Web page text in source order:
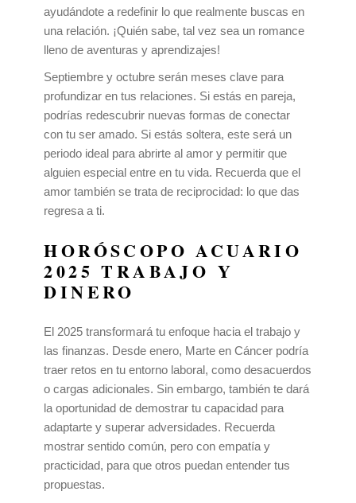
ayudándote a redefinir lo que realmente buscas en
una relación. ¡Quién sabe, tal vez sea un romance
lleno de aventuras y aprendizajes!
Septiembre y octubre serán meses clave para
profundizar en tus relaciones. Si estás en pareja,
podrías redescubrir nuevas formas de conectar
con tu ser amado. Si estás soltera, este será un
periodo ideal para abrirte al amor y permitir que
alguien especial entre en tu vida. Recuerda que el
amor también se trata de reciprocidad: lo que das
regresa a ti.
HORÓSCOPO ACUARIO
2025 TRABAJO Y
DINERO
El 2025 transformará tu enfoque hacia el trabajo y
las finanzas. Desde enero, Marte en Cáncer podría
traer retos en tu entorno laboral, como desacuerdos
o cargas adicionales. Sin embargo, también te dará
la oportunidad de demostrar tu capacidad para
adaptarte y superar adversidades. Recuerda
mostrar sentido común, pero con empatía y
practicidad, para que otros puedan entender tus
propuestas.